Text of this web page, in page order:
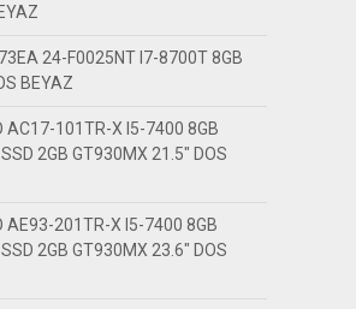
24-F0025NT I7-8700T 8GB
BEYAZ
AC17-101TR-X I5-7400 8GB
2GB GT930MX 21.5″ DOS
AE93-201TR-X I5-7400 8GB
2GB GT930MX 23.6″ DOS